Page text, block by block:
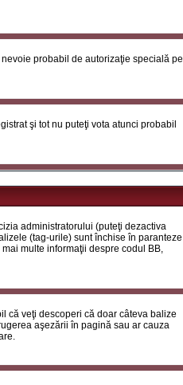
probabil de autorizaţie specială pe
şi tot nu puteţi vota atunci probabil
administratorului (puteţi dezactiva
(tag-urile) sunt închise în paranteze
multe informaţii despre codul BB,
că veţi descoperi că doar câteva balize
aşezării în pagină sau ar cauza